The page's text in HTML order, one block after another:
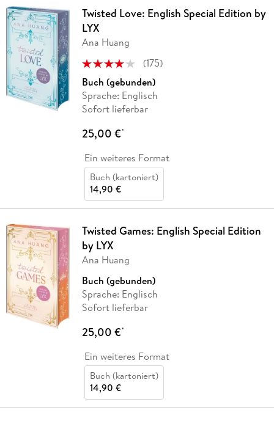
Twisted Love: English Special Edition by
LYX
Ana Huang
(175)
Buch (gebunden)
Sprache: Englisch
Sofort lieferbar
25,00 €*
Ein weiteres Format
Buch (kartoniert)
14,90 €
Twisted Games: English Special Edition
by LYX
Ana Huang
Buch (gebunden)
Sprache: Englisch
Sofort lieferbar
25,00 €*
Ein weiteres Format
Buch (kartoniert)
14,90 €